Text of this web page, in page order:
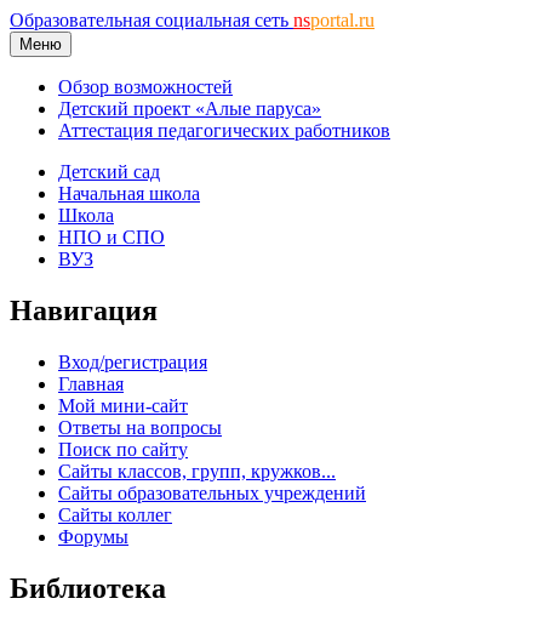
Образовательная социальная сеть nsportal.ru
Меню
Обзор возможностей
Детский проект «Алые паруса»
Аттестация педагогических работников
Детский сад
Начальная школа
Школа
НПО и СПО
ВУЗ
Навигация
Вход/регистрация
Главная
Мой мини-сайт
Ответы на вопросы
Поиск по сайту
Сайты классов, групп, кружков...
Сайты образовательных учреждений
Сайты коллег
Форумы
Библиотека